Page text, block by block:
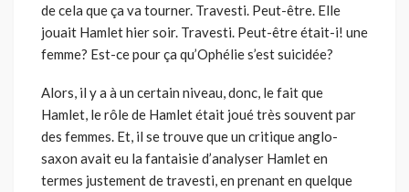
de cela que ça va tourner. Travesti. Peut-être. Elle
jouait Hamlet hier soir. Travesti. Peut-être était-i! une
femme? Est-ce pour ça qu’Ophélie s’est suicidée?
Alors, il y a à un certain niveau, donc, le fait que
Hamlet, le rôle de Hamlet était joué très souvent par
des femmes. Et, il se trouve que un critique anglo-
saxon avait eu la fantaisie d’analyser Hamlet en
termes justement de travesti, en prenant en quelque